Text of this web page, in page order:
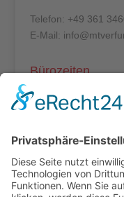
Telefon: +49 361
E-Mail:
Bürozeiten
Mo – Do: 8:00 –
Termine außerhalb
nach Absprache.